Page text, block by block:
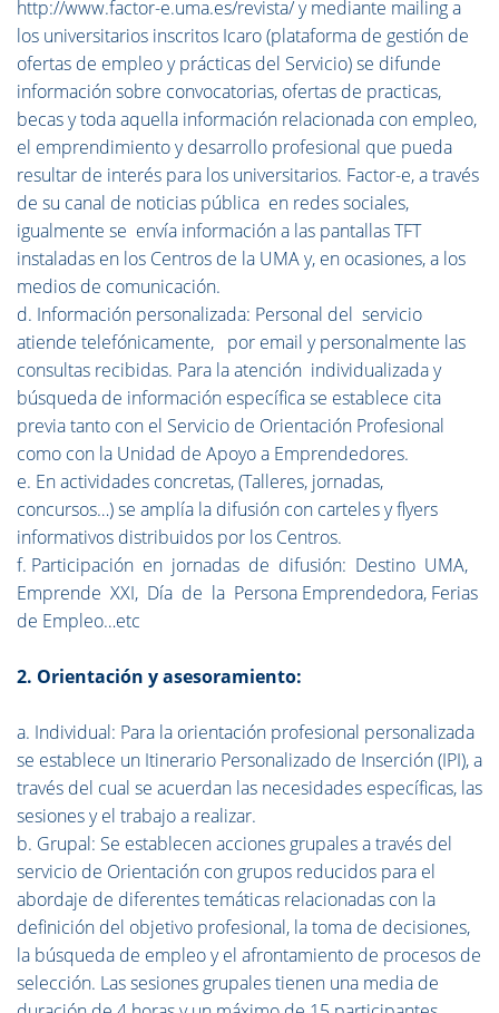
http://www.factor-e.uma.es/revista/ y mediante mailing a
los universitarios inscritos Icaro (plataforma de gestión de
ofertas de empleo y prácticas del Servicio) se difunde
información sobre convocatorias, ofertas de practicas,
becas y toda aquella información relacionada con empleo,
el emprendimiento y desarrollo profesional que pueda
resultar de interés para los universitarios. Factor-e, a través
de su canal de noticias pública en redes sociales,
igualmente se envía información a las pantallas TFT
instaladas en los Centros de la UMA y, en ocasiones, a los
medios de comunicación.
d. Información personalizada: Personal del servicio
atiende telefónicamente, por email y personalmente las
consultas recibidas. Para la atención individualizada y
búsqueda de información específica se establece cita
previa tanto con el Servicio de Orientación Profesional
como con la Unidad de Apoyo a Emprendedores.
e. En actividades concretas, (Talleres, jornadas,
concursos…) se amplía la difusión con carteles y flyers
informativos distribuidos por los Centros.
f. Participación en jornadas de difusión: Destino UMA,
Emprende XXI, Día de la Persona Emprendedora, Ferias
de Empleo…etc
2. Orientación y asesoramiento:
a. Individual: Para la orientación profesional personalizada
se establece un Itinerario Personalizado de Inserción (IPI), a
través del cual se acuerdan las necesidades específicas, las
sesiones y el trabajo a realizar.
b. Grupal: Se establecen acciones grupales a través del
servicio de Orientación con grupos reducidos para el
abordaje de diferentes temáticas relacionadas con la
definición del objetivo profesional, la toma de decisiones,
la búsqueda de empleo y el afrontamiento de procesos de
selección. Las sesiones grupales tienen una media de